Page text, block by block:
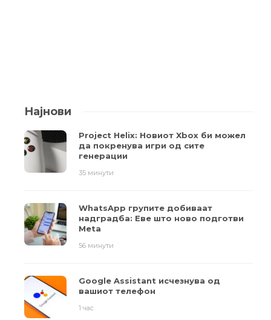
Најнови
Project Helix: Новиот Xbox би можел
да покренува игри од сите
генерации
35 минути
WhatsApp групите добиваат
надградба: Еве што ново подготви
Meta
56 минути
Google Assistant исчезнува од
вашиот телефон
1 час